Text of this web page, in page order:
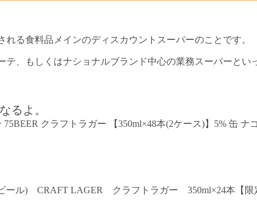
る食料品メインのディスカウントスーパーのことです。
、もしくはナショナルブランド中心の業務スーパーとい
るよ。
クラフトラガー 【350ml×48本(2ケース)】5% 缶 ナ
ール) CRAFT LAGER クラフトラガー 350ml×24本【限